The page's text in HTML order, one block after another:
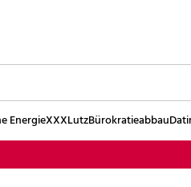
EnergieXXXLutzBürokratieabbau